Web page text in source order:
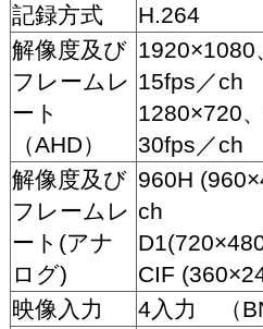
記録方式
H.264
解像度及び
フレームレ
ート
（AHD）
1920×1080
15fps／ch
1280×720
30fps／ch
解像度及び
フレームレ
ート(アナ
ログ)
960H
ch
CIF
映像入力
4入力 （